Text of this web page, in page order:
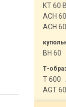
KT 60 BL
ACH
ACH
BH 60
Т-
T 600
AGT